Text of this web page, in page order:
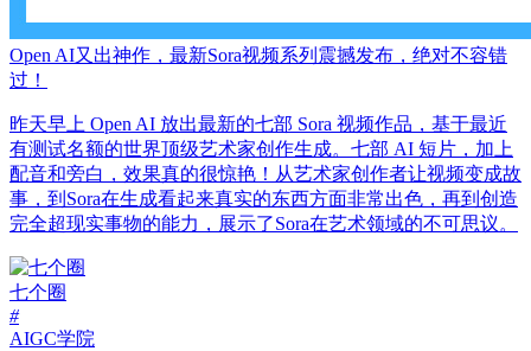
Open AI又出神作，最新Sora视频系列震撼发布，绝对不容错
过！
昨天早上 Open AI 放出最新的七部 Sora 视频作品，基于最近
有测试名额的世界顶级艺术家创作生成。七部 AI 短片，加上
配音和旁白，效果真的很惊艳！从艺术家创作者让视频变成故
事，到Sora在生成看起来真实的东西方面非常出色，再到创造
完全超现实事物的能力，展示了Sora在艺术领域的不可思议。
七个圈
#
AIGC学院